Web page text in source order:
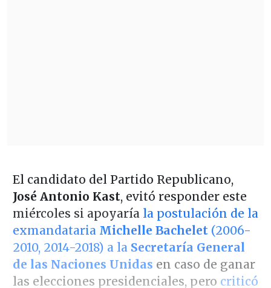
El candidato del Partido Republicano,
José Antonio Kast, evitó responder este
miércoles si apoyaríala postulación de la
exmandataria Michelle Bachelet(2006-
2010, 2014-2018) a la Secretaría General
de las Naciones Unidas en caso de ganar
las elecciones presidenciales, pero criticó